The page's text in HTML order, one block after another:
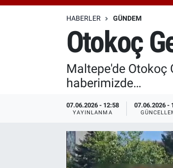
HABERLER GÜNDEM
Otokoç
Maltepe'de Otokoç
haberimizde…
07.06.2026 - 12:58
YAYINLANMA
07.06.2026 -
Özel Haberler
Özel Haberler
Haber Arşivi